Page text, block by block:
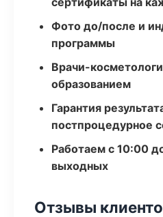
Фото до/после и
программы
Врачи-
образованием
Гарантия
постпроцедурное
Работаем с 10:00
выходных
Отзывы